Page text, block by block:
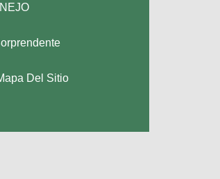
Del Sitio